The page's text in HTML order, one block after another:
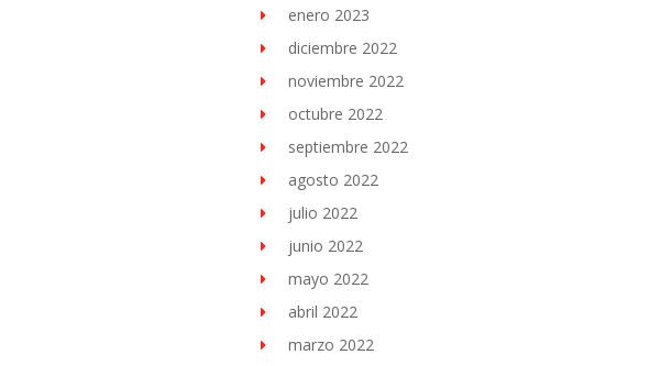
enero 2023
diciembre 2022
noviembre 2022
octubre 2022
septiembre 2022
agosto 2022
julio 2022
junio 2022
mayo 2022
abril 2022
marzo 2022